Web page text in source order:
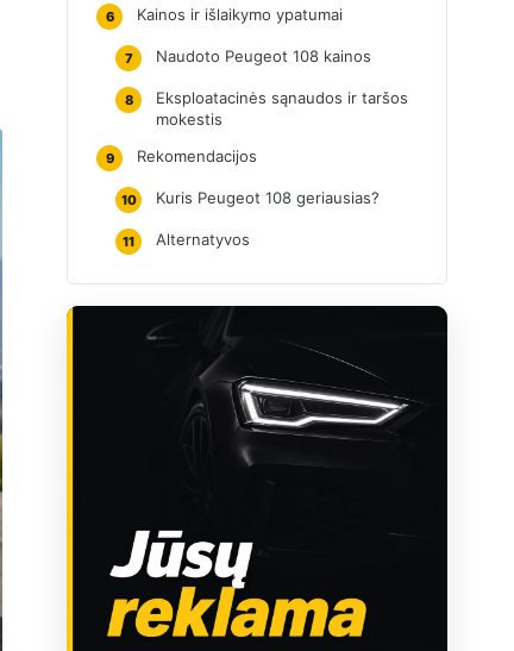
6 Kainos ir išlaikymo ypatumai
7 Naudoto Peugeot 108 kainos
8
Eksploatacinės sąnaudos ir taršos
mokestis
9 Rekomendacijos
10 Kuris Peugeot 108 geriausias?
11 Alternatyvos